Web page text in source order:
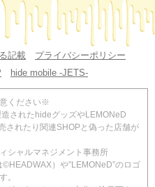
記載
プライバシーポリシー
hide mobile -JETS-
ください※
されたhideグッズやLEMONeD
されたり関連SHOPと偽った店舗が
シャルマネジメント事務所
）や”LEMONeD”のロゴ
。